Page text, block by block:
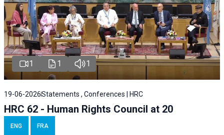
1 1 1
19-06-2026Statements , Conferences | HRC
HRC 62 - Human Rights Council at 20
ENG FRA